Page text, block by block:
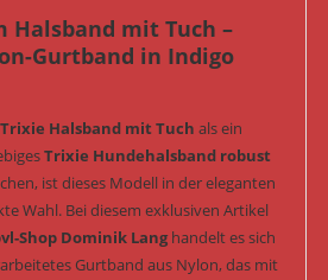
Halsband mit Tuch –
Gurtband in Indigo
Trixie Halsband mit Tuch als ein
Trixie Hundehalsband robust
ist dieses Modell in der eleganten
Wahl. Bei diesem exklusiven Artikel
Shop Dominik Langhandelt es sich
Gurtband aus Nylon, das mit